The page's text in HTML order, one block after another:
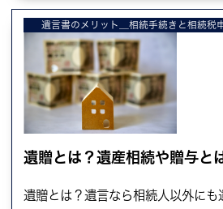
遺言書のメリット＿相続手続きと相続税
遺贈とは？遺産相続や贈与と
遺贈とは？遺言なら相続人以外にも